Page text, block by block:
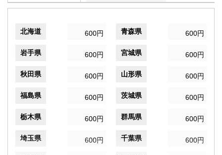
北海道 600円 青森県 600円
岩手県 600円 宮城県 600円
秋田県 600円 山形県 600円
福島県 600円 茨城県 600円
栃木県 600円 群馬県 600円
埼玉県 600円 千葉県 600円